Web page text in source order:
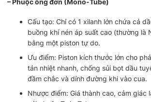
– Phuộc ống đơn (Mono-Tube)
Cấu tạo: Chỉ có 1 xilanh lớn chứa cả
buồng khí nén áp suất cao (thường là
bằng một piston tự do.
Ưu điểm: Piston kích thước lớn cho
tản nhiệt nhanh, chống sủi bọt dầu
đầm chắc và dính đường khi vào cua.
Nhược điểm: Giá thành cao, cảm giác